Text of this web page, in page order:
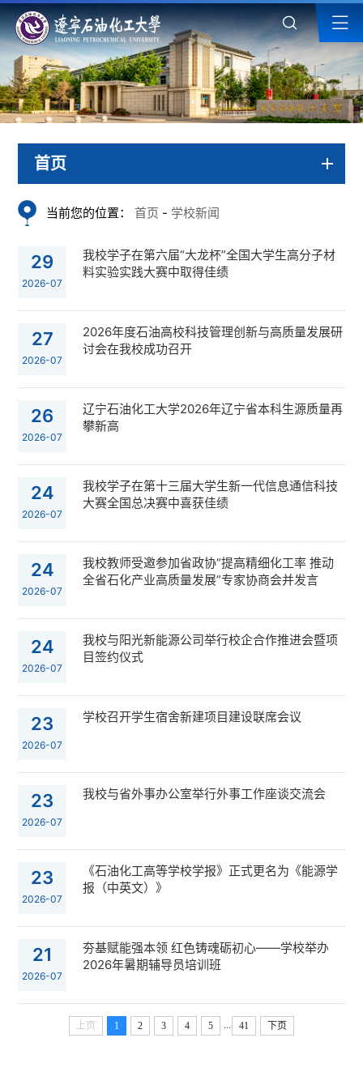
首页
当前您的位置：首页 - 学校新闻
29
2026-07
我校学子在第六届“大龙杯”全国大学生高分子材
料实验实践大赛中取得佳绩
27
2026-07
2026年度石油高校科技管理创新与高质量发展研
讨会在我校成功召开
26
2026-07
辽宁石油化工大学2026年辽宁省本科生源质量再
攀新高
24
2026-07
我校学子在第十三届大学生新一代信息通信科技
大赛全国总决赛中喜获佳绩
24
2026-07
我校教师受邀参加省政协“提高精细化工率 推动
全省石化产业高质量发展”专家协商会并发言
24
2026-07
我校与阳光新能源公司举行校企合作推进会暨项
目签约仪式
23
2026-07
学校召开学生宿舍新建项目建设联席会议
23
2026-07
我校与省外事办公室举行外事工作座谈交流会
23
2026-07
《石油化工高等学校学报》正式更名为《能源学
报（中英文）》
21
2026-07
夯基赋能强本领 红色铸魂砺初心——学校举办
2026年暑期辅导员培训班
上页 1 2 3 4 5 41 下页